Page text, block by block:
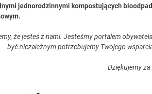
jednorodzinnymi kompostujących
że jesteś z nami. Jesteśmy portalem
być niezależnym potrzebujemy Twojego
Dziękujemy za